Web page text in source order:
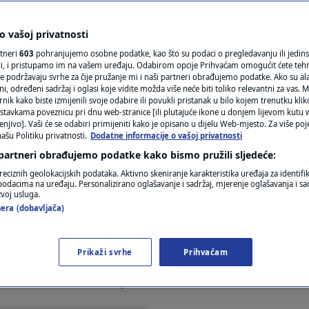
N1(DIS)INFO
FOTO
VIDEO
plakatu grada
"Kome smeta
u petak da će ove godine Kolonu sjećanja
nešto protiv HOS-a" da ne trebaju dolaziti 18.
ratu.
vašoj privatnosti
603 pohranjujemo osobne podatke, kao što su podaci o pregledavanju ili
i pristupamo im na vašem uređaju. Odabirom opcije Prihvaćam omogućit ćete
podržavaju svrhe za čije pružanje mi i naši partneri obrađujemo podatke. Ako su
određeni sadržaj i oglasi koje vidite možda više neće biti toliko relevantni za vas.
kako biste izmijenili svoje odabire ili povukli pristanak u bilo kojem trenutku
poveznicu pri dnu web-stranice [ili plutajuće ikone u donjem lijevom kutu
Vaši će se odabiri primijeniti kako je opisano u dijelu Web-mjesto. Za više
Politiku privatnosti. Dodatne informacije o vašoj privatnosti
obrađujemo podatke kako bismo pružili sljedeće:
geolokacijskih podataka. Aktivno skeniranje karakteristika uređaja za
na uređaju. Personalizirano oglašavanje i sadržaj, mjerenje oglašavanja i
usluga.
(dobavljača)
Prikaži svrhe Prihvaćam